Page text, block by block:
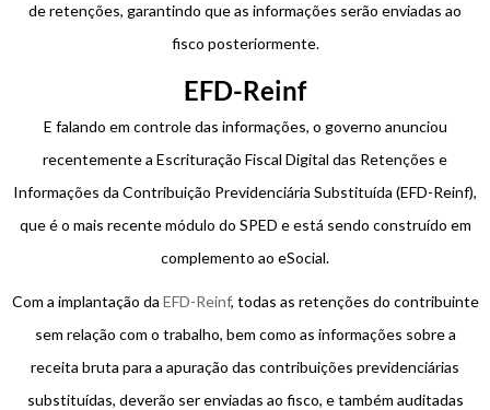
de retenções, garantindo que as informações serão enviadas ao
fisco posteriormente.
EFD-Reinf
E falando em controle das informações, o governo anunciou
recentemente a Escrituração Fiscal Digital das Retenções e
Informações da Contribuição Previdenciária Substituída (EFD-Reinf),
que é o mais recente módulo do SPED e está sendo construído em
complemento ao eSocial.
Com a implantação da EFD-Reinf, todas as retenções do contribuinte
sem relação com o trabalho, bem como as informações sobre a
receita bruta para a apuração das contribuições previdenciárias
substituídas, deverão ser enviadas ao fisco, e também auditadas